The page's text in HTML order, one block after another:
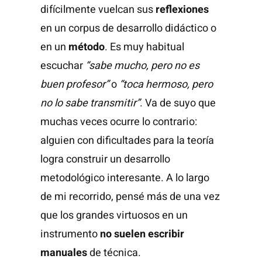
difícilmente vuelcan susreflexiones
en un corpus de desarrollo didáctico o
en un método. Es muy habitual
escuchar “sabe mucho, pero no es
buen profesor”o “toca hermoso, pero
no lo sabe transmitir”. Va de suyo que
muchas veces ocurre lo contrario:
alguien con dificultades para la teoría
logra construir un desarrollo
metodológico interesante. A lo largo
de mi recorrido, pensé más de una vez
que los grandes virtuosos en un
instrumentono suelen escribir
manualesde técnica.